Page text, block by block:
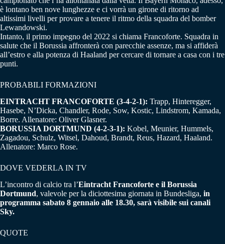
è lontano ben nove lunghezze e ci vorrà un girone di ritorno ad
altissimi livelli per provare a tenere il ritmo della squadra del bomber
Lewandowski.
Intanto, il primo impegno del 2022 si chiama Francoforte. Squadra in
salute che il Borussia affronterà con parecchie assenze, ma si affiderà
all’estro e alla potenza di Haaland per cercare di tornare a casa con i tre
punti.
PROBABILI FORMAZIONI
EINTRACHT FRANCOFORTE (3-4-2-1): Trapp, Hinteregger,
Hasebe, N’Dicka, Chandler, Rode, Sow, Kostic, Lindstrom, Kamada,
Borre. Allenatore: Oliver Glasner.
BORUSSIA DORTMUND (4-2-3-1): Kobel, Meunier, Hummels,
Zagadou, Schulz, Witsel, Dahoud, Brandt, Reus, Hazard, Haaland.
Allenatore: Marco Rose.
DOVE VEDERLA IN TV
L’incontro di calcio tra l’Eintracht Francoforte e il Borussia
Dortmund, valevole per la diciottesima giornata in Bundesliga, in
programma sabato 8 gennaio alle 18.30, sarà visibile sui canali
Sky.
QUOTE